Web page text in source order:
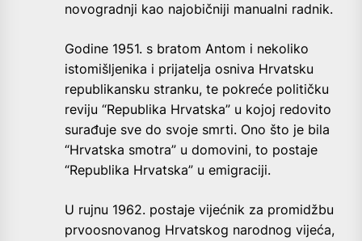
novogradnji kao najobičniji manualni radnik.
Godine 1951. s bratom Antom i nekoliko
istomišljenika i prijatelja osniva Hrvatsku
republikansku stranku, te pokreće političku
reviju “Republika Hrvatska” u kojoj redovito
surađuje sve do svoje smrti. Ono što je bila
“Hrvatska smotra” u domovini, to postaje
“Republika Hrvatska” u emigraciji.
U rujnu 1962. postaje vijećnik za promidžbu
prvoosnovanog Hrvatskog narodnog vijeća,